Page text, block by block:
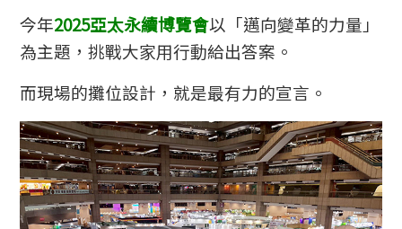
今年2025亞太永續博覽會以「邁向變革的力量」
為主題，挑戰大家用行動給出答案。
而現場的攤位設計，就是最有力的宣言。